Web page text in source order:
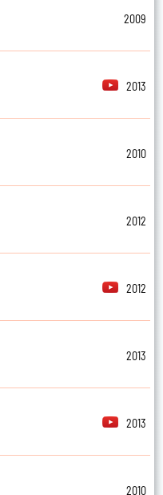
2009
2013
2010
2012
2012
2013
2013
2010